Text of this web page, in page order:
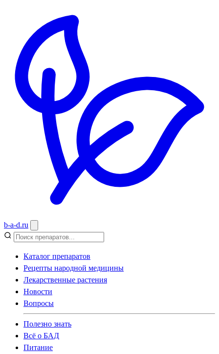
b-a-d.ru
Каталог препаратов
Рецепты народной медицины
Лекарственные растения
Новости
Вопросы
Полезно знать
Всё о БАД
Питание